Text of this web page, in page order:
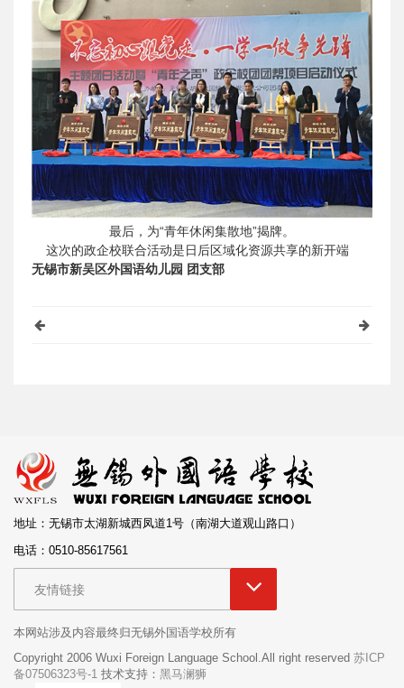
最后，为“青年休闲集散地”揭牌。
这次的政企校联合活动是日后区域化资源共享的新开端
无锡市新吴区外国语幼儿园 团支部
地址：无锡市太湖新城西凤道1号（南湖大道观山路口）
电话：0510-85617561
友情链接
本网站涉及内容最终归无锡外国语学校所有
Copyright 2006 Wuxi Foreign Language School.All right reserved 苏ICP
备07506323号-1 技术支持： 黑马澜狮